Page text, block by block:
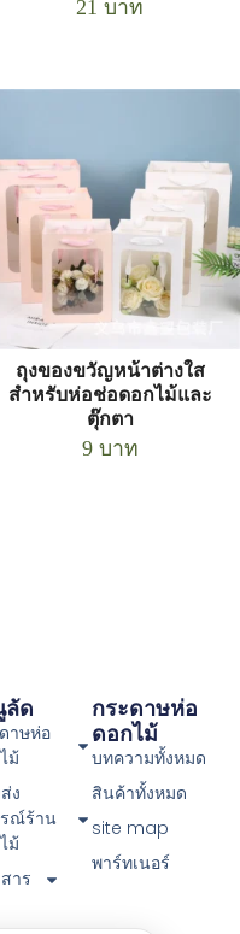
21 บาท
ถุงของขวัญหน้าต่างใส
สำหรับห่อช่อดอกไม้และ
ตุ๊กตา
9 บาท
กระดาษห่อ
ดอกไม้
บทความทั้งหมด
สินค้าทั้งหมด
site map
พาร์ทเนอร์
ลัด
าษห่อ
ม้
ง
ณ์ร้าน
ม้
าร